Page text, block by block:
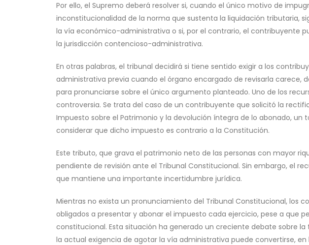
Por ello, el Supremo deberá resolver si, cuando el único motivo de
inconstitucionalidad de la norma que sustenta la liquidación tributaria,
la vía económico-administrativa o si, por el contrario, el contribuyente
la jurisdicción contencioso-administrativa.
En otras palabras, el tribunal decidirá si tiene sentido exigir a los
administrativa previa cuando el órgano encargado de revisarla carece,
para pronunciarse sobre el único argumento planteado. Uno de los
controversia. Se trata del caso de un contribuyente que solicitó la
Impuesto sobre el Patrimonio y la devolución íntegra de lo abonado, un
considerar que dicho impuesto es contrario a la Constitución.
Este tributo, que grava el patrimonio neto de las personas con mayor
pendiente de revisión ante el Tribunal Constitucional. Sin embargo, el
que mantiene una importante incertidumbre jurídica.
Mientras no exista un pronunciamiento del Tribunal Constitucional, los
obligados a presentar y abonar el impuesto cada ejercicio, pese a que
constitucional. Esta situación ha generado un creciente debate sobre
la actual exigencia de agotar la vía administrativa puede convertirse,